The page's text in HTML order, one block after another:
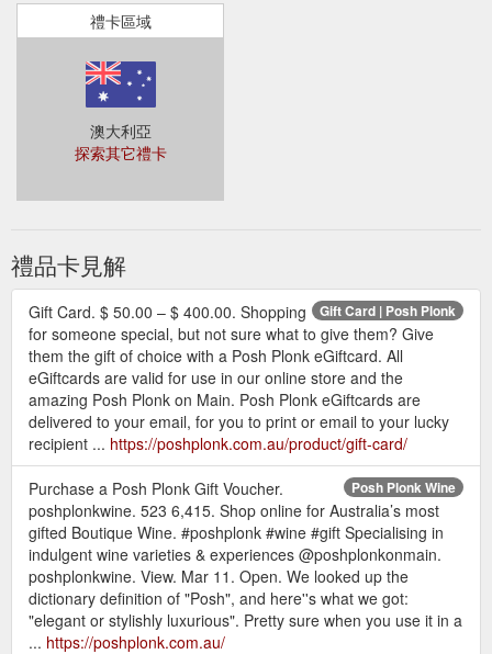
禮卡區域
澳大利亞
探索其它禮卡
禮品卡見解
Gift Card | Posh Plonk
Gift Card. $ 50.00 – $ 400.00. Shopping
for someone special, but not sure what to give them? Give
them the gift of choice with a Posh Plonk eGiftcard. All
eGiftcards are valid for use in our online store and the
amazing Posh Plonk on Main. Posh Plonk eGiftcards are
delivered to your email, for you to print or email to your lucky
recipient ... https://poshplonk.com.au/product/gift-card/
Posh Plonk Wine
Purchase a Posh Plonk Gift Voucher.
poshplonkwine. 523 6,415. Shop online for Australia’s most
gifted Boutique Wine. #poshplonk #wine #gift Specialising in
indulgent wine varieties & experiences @poshplonkonmain.
poshplonkwine. View. Mar 11. Open. We looked up the
dictionary definition of "Posh", and here''s what we got:
"elegant or stylishly luxurious". Pretty sure when you use it in a
... https://poshplonk.com.au/